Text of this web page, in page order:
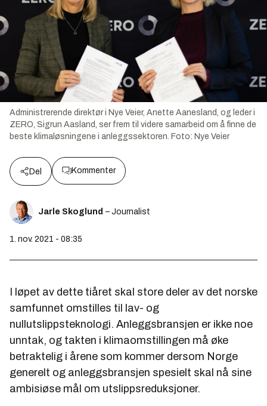
Administrerende direktør i Nye Veier, Anette Aanesland, og leder i
ZERO, Sigrun Aasland, ser frem til videre samarbeid om å finne de
beste klimaløsningene i anleggssektoren. Foto: Nye Veier
Del Kommenter
Jarle Skoglund – Journalist
1. nov. 2021 - 08:35
I løpet av dette tiåret skal store deler av det norske
samfunnet omstilles til lav- og
nullutslippsteknologi. Anleggsbransjen er ikke noe
unntak, og takten i klimaomstillingen må øke
betraktelig i årene som kommer dersom Norge
generelt og anleggsbransjen spesielt skal nå sine
ambisiøse mål om utslippsreduksjoner.